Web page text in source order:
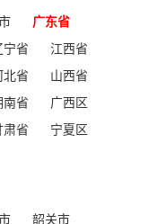
广东省
宁省
江西省
北省
山西省
南省
广西区
肃省
宁夏区
韶关市